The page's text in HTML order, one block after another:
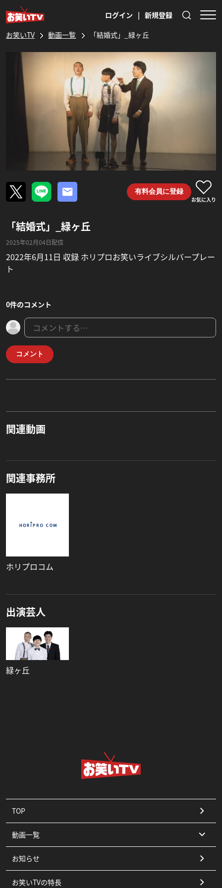
ログイン | 新規登録
お笑いTV 動画一覧 「結婚式」_緑ヶ丘
有料会員に登録
お気に入り
「結婚式」_緑ヶ丘
2025年02月04日配信
2022年6月11日 収録 ホリプロお笑いライブシルバープレー
ト
0件のコメント
コメント
関連動画
関連事務所
ホリプロコム
出演芸人
緑ヶ丘
TOP
動画一覧
コント
漫才
お知らせ
お笑いTVの特長